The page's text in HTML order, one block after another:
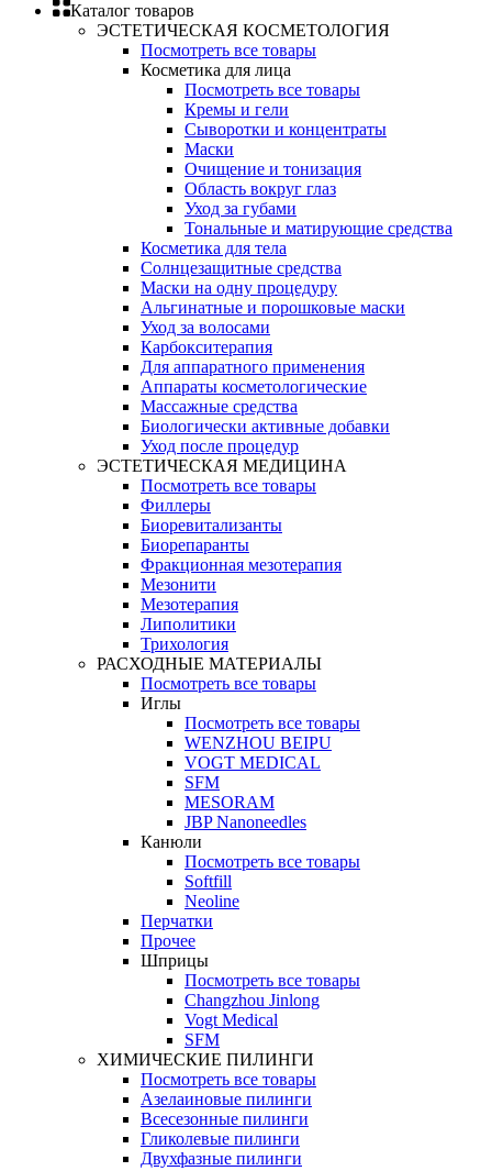
Каталог товаров
ЭСТЕТИЧЕСКАЯ КОСМЕТОЛОГИЯ
Посмотреть все товары
Косметика для лица
Посмотреть все товары
Кремы и гели
Сыворотки и концентраты
Маски
Очищение и тонизация
Область вокруг глаз
Уход за губами
Тональные и матирующие средства
Косметика для тела
Солнцезащитные средства
Маски на одну процедуру
Альгинатные и порошковые маски
Уход за волосами
Карбокситерапия
Для аппаратного применения
Аппараты косметологические
Массажные средства
Биологически активные добавки
Уход после процедур
ЭСТЕТИЧЕСКАЯ МЕДИЦИНА
Посмотреть все товары
Филлеры
Биоревитализанты
Биорепаранты
Фракционная мезотерапия
Мезонити
Мезотерапия
Липолитики
Трихология
РАСХОДНЫЕ МАТЕРИАЛЫ
Посмотреть все товары
Иглы
Посмотреть все товары
WENZHOU BEIPU
VOGT MEDICAL
SFM
MESORAM
JBP Nanoneedles
Канюли
Посмотреть все товары
Softfill
Neoline
Перчатки
Прочее
Шприцы
Посмотреть все товары
Changzhou Jinlong
Vogt Medical
SFM
ХИМИЧЕСКИЕ ПИЛИНГИ
Посмотреть все товары
Азелаиновые пилинги
Всесезонные пилинги
Гликолевые пилинги
Двухфазные пилинги